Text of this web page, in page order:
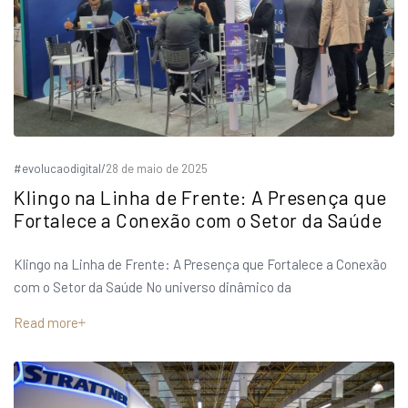
#evolucaodigital/28 de maio de 2025
Klingo na Linha de Frente: A Presença que
Fortalece a Conexão com o Setor da Saúde
Klingo na Linha de Frente: A Presença que Fortalece a Conexão
com o Setor da Saúde No universo dinâmico da
Read more